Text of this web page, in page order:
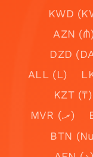
KWD
AZN
DZD
ALL (L)
KZT (₸)
MVR (.ރ)
BTN